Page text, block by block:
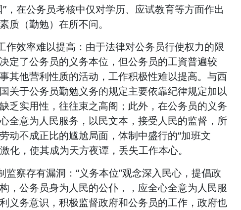
，在公务员考核中仅对学历、应试教育等方面作出
质（勤勉）在所不问。
作效率难以提高：由于法律对公务员行使权力的限
定了公务员的义务本位，但公务员的工資普遍较
其他营利性质的活动，工作积极性难以提高。与西
关于公务员勤勉义务的规定主要依靠纪律规定加以
乏实用性，往往束之高阁；此外，在公务员的义务
全意为人民服务，以民文本，接受人民的监督，所
动不成正比的尴尬局面，体制中盛行的“加班文
化，使其成为天方夜谭，丢失工作本心。
监察存有漏洞：“义务本位”观念深入民心，提倡政
，公务员身为人民的公仆，，应全心全意为人民服
义务意识，积极监督政府和公务员的工作，政府也